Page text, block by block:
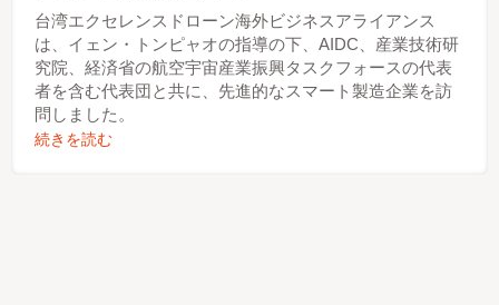
台湾エクセレンスドローン海外ビジネスアライアンス
は、イェン・トンピャオの指導の下、AIDC、産業技術研
究院、経済省の航空宇宙産業振興タスクフォースの代表
者を含む代表団と共に、先進的なスマート製造企業を訪
問しました。
続きを読む